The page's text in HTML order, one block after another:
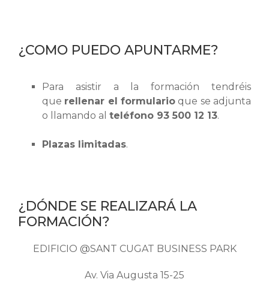
¿COMO PUEDO APUNTARME?
Para asistir a la formación tendréis
que rellenar el formulario que se adjunta
o llamando al teléfono 93 500 12 13.
Plazas limitadas.
¿DÓNDE SE REALIZARÁ LA
FORMACIÓN?
EDIFICIO @SANT CUGAT BUSINESS PARK
Av. Via Augusta 15-25